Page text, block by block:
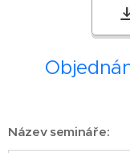
Název semináře: